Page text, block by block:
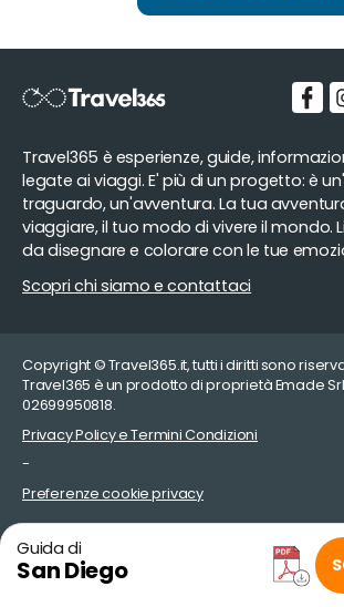
Guida di
San Diego
Travel365 è esperienze, guide,
legate ai viaggi. E' più di un progetto: è
traguardo, un'avventura. La tua
viaggiare, il tuo modo di vivere il mondo.
da disegnare e colorare con le tue
Scopri chi siamo e contattaci
Copyright © Travel365.it, tutti i diritti sono
Travel365 è un prodotto di proprietà Emade Srl
02699950818.
Privacy Policy e Termini Condizioni
-
Preferenze cookie privacy